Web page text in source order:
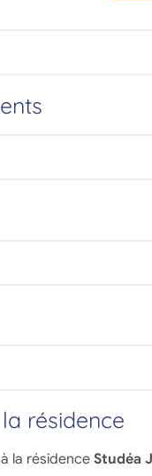
résidence
la résidenceStudéa